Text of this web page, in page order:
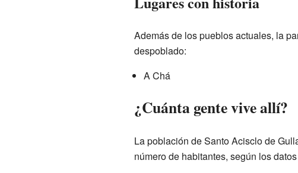
Además de los pueblos actuales, la
despoblado:
A Chá
¿Cuánta gente vive allí?
La población de Santo Acisclo de
número de habitantes, según los